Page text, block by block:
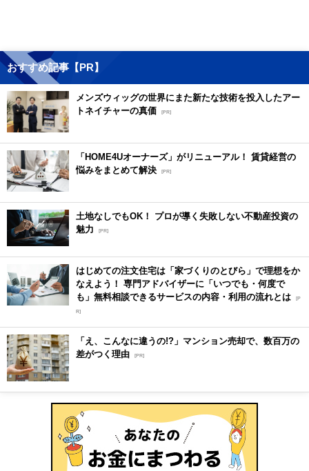
おすすめ記事【PR】
メンズウィッグの世界にまた新たな技術を投入したアー
トネイチャーの真価 [PR]
「HOME4Uオーナーズ」がリニューアル！ 賃貸経営の
悩みをまとめて解決 [PR]
土地なしでもOK！ プロが導く失敗しない不動産投資の
魅力
[PR]
はじめての注文住宅は「家づくりのとびら」で理想をか
なえよう！ 専門アドバイザーに「いつでも・何度で
も」無料相談できるサービスの内容・利用の流れとは [P
R]
「え、こんなに違うの!?」マンション売却で、数百万の
差がつく理由 [PR]